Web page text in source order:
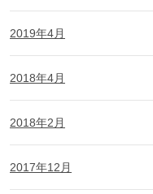
2019年4月
2018年4月
2018年2月
2017年12月